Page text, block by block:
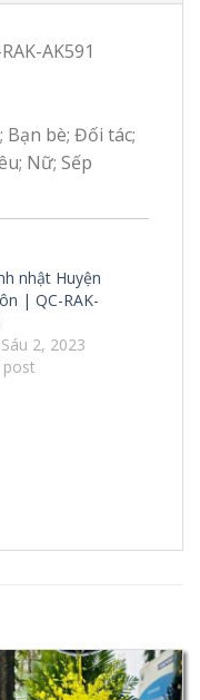
AK591
Bạn bè; Đối tác;
Nữ; Sếp
nhật Huyện
| QC-RAK-
2, 2023
post